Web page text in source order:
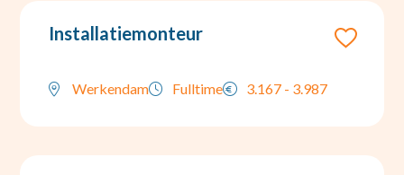
Installatiemonteur
Werkendam Fulltime 3.167 - 3.987